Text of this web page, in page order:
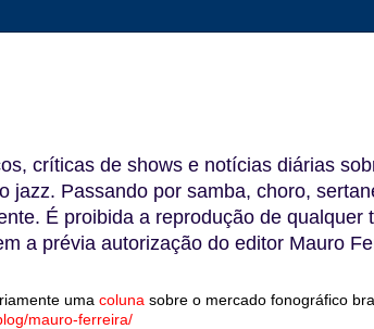
críticas de shows e notícias diárias
jazz. Passando por samba, choro,
É proibida a reprodução de qualquer
a prévia autorização do editor Mauro
uma coluna sobre o mercado fonográfico
mauro-ferreira/